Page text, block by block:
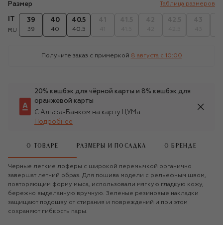
Размер Таблица размеров
RU
39
39
40
40
40.5
40.5
Получите заказ с примеркой 8 августа c 10:00
20% кешбэк для чёрной карты и 8% кешбэк для
оранжевой карты
С Альфа-Банком на карту ЦУМа
Подробнее
О ТОВАРЕ РАЗМЕРЫ И ПОСАДКА О БРЕНДЕ
Черные легкие лоферы с широкой перемычкой органично
завершат летний образ. Для пошива модели с рельефным швом,
повторяющим форму мыса, использовали мягкую гладкую кожу,
бережно выделанную вручную. Зеленые резиновые накладки
защищают подошву от стирания и повреждений и при этом
сохраняют гибкость пары.